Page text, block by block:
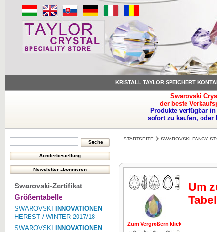
KRISTALL TAYLOR SPEICHERT
Swarovski
der beste
Produkte verfügbar
sofort zu kaufen, oder
Swarovski-Zertifikat
Größentabelle
SWAROVSKI
INNOVATIONEN
HERBST / WINTER 2017/18
SWAROVSKI
INNOVATIONEN
STARTSEITE SWAROVSKI FANCY
Zum Vergrößern klicken
Um